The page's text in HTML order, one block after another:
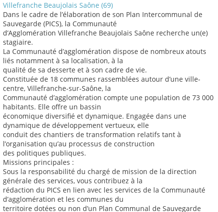
Villefranche Beaujolais Saône (69)
Dans le cadre de l’élaboration de son Plan Intercommunal de
Sauvegarde (PICS), la Communauté
d’Agglomération Villefranche Beaujolais Saône recherche un(e)
stagiaire.
La Communauté d’agglomération dispose de nombreux atouts
liés notamment à sa localisation, à la
qualité de sa desserte et à son cadre de vie.
Constituée de 18 communes rassemblées autour d’une ville-
centre, Villefranche-sur-Saône, la
Communauté d’agglomération compte une population de 73 000
habitants. Elle offre un bassin
économique diversifié et dynamique. Engagée dans une
dynamique de développement vertueux, elle
conduit des chantiers de transformation relatifs tant à
l’organisation qu’au processus de construction
des politiques publiques.
Missions principales :
Sous la responsabilité du chargé de mission de la direction
générale des services, vous contribuez à la
rédaction du PICS en lien avec les services de la Communauté
d’agglomération et les communes du
territoire dotées ou non d’un Plan Communal de Sauvegarde